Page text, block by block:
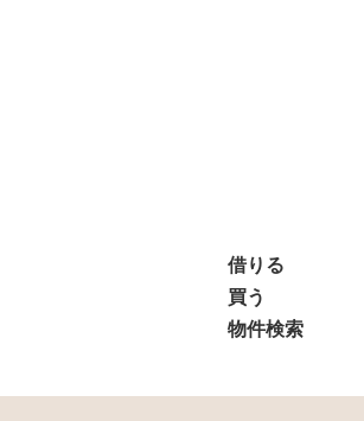
借りる
買う
物件検索